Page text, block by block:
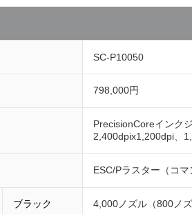
SC-P10050
798,000円
PrecisionCoreインク
2,400dpix1,200dpi、
ESC/Pラスター（コ
ブラック 4,000ノズル（800ノ